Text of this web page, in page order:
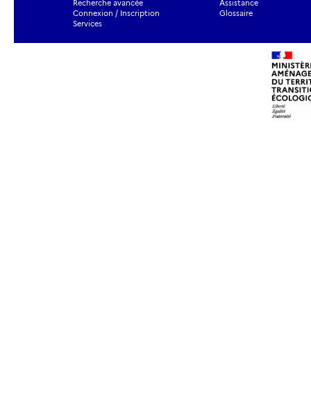
Recherche avancée
Connexion / Inscription
Services
Assistance
Glossaire